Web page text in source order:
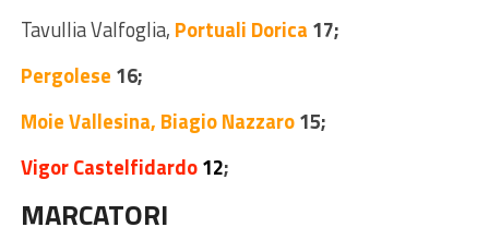
Tavullia Valfoglia, Portuali Dorica 17;
Pergolese 16;
Moie Vallesina, Biagio Nazzaro15;
Vigor Castelfidardo12;
MARCATORI